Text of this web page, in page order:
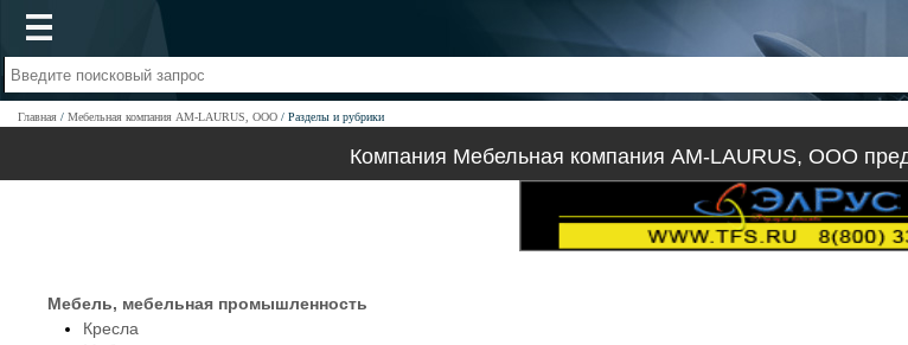
Главная Мебельная компания AM-LAURUS, ООО Разделы и рубрики
Компания Мебельная компания AM-LAURUS, ООО
Мебель, мебельная промышленность
Кресла